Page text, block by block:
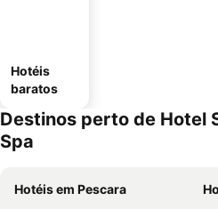
Hotéis
baratos
Destinos perto de Hotel
Spa
Hotéis em Pescara